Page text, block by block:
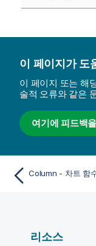
이 페이지가 도
이 페이지 또는 해
술적 오류와 같은
여기에 피드백
Column - 차트 함
리소스